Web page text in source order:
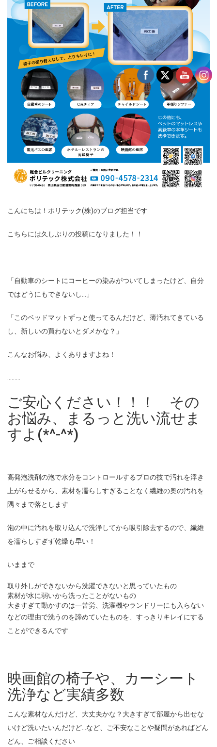
こんにちは！ポリテック(株)のブログ担当です
こちらには久しぶりの投稿になりました！！
「自動車のシートにコーヒーの染みがついてしまったけど、自分
ではどうにもできないし…」
「このベッドマットずっと使ってるんだけど、薄汚れてきている
し、新しいの買わないとダメかな？」
こんなお悩み、よくありますよね！
ご安心ください！！！ その
お悩み、まるっと洗い流せま
すよ(*^-^*)
高発泡洗剤の泡で水分をコントロールするプロの技で汚れを浮き
上がらせるから、素材を濡らしすぎることなく繊維の奥の汚れを
隅々まで落とします
泡の中に汚れを取り込んで洗浄してから吸引除去するので、繊維
を濡らしすぎず乾燥も早い！
いままで
取り外しができないから洗濯できないと思っていたもの
素材が水に弱いから洗ったことがないもの
大きすぎて動かすのは一苦労、洗濯機やランドリーにも入らない
などの理由で洗うのを諦めていたものを、すっきりキレイにする
ことができるんです
映画館の椅子や、カーシート
洗浄など実績多数
こんな素材なんだけど、大丈夫かな？大きすぎて部屋から出せな
いけど洗いたいんだけど…など、ご不安なことや疑問があればどん
どん、ご相談ください